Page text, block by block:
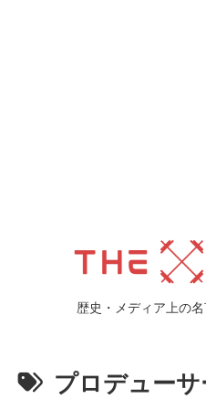
歴史・メディア上の
プロデューサ